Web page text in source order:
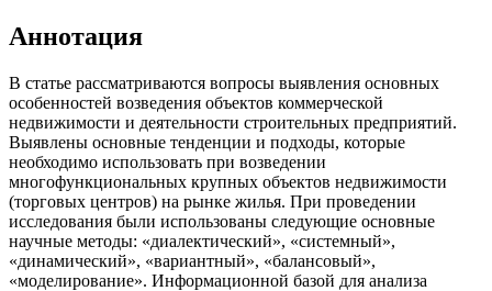
Аннотация
В статье рассматриваются вопросы выявления основных
особенностей возведения объектов коммерческой
недвижимости и деятельности строительных предприятий.
Выявлены основные тенденции и подходы, которые
необходимо использовать при возведении
многофункциональных крупных объектов недвижимости
(торговых центров) на рынке жилья. При проведении
исследования были использованы следующие основные
научные методы: «диалектический», «системный»,
«динамический», «вариантный», «балансовый»,
«моделирование». Информационной базой для анализа